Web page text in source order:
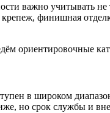
важно учитывать не
финишная
ориентировочные
в широком
но срок службы и